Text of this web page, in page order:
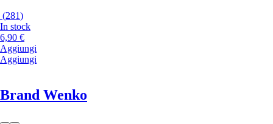
(281)
In stock
6,90 €
Aggiungi
Aggiungi
Brand Wenko